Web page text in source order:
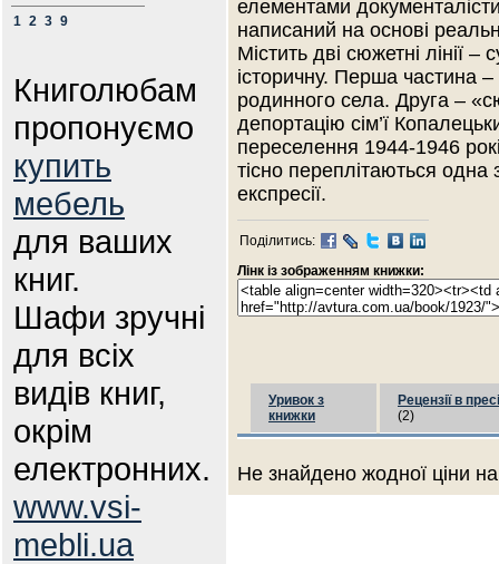
1 2 3 9
Книголюбам
пропонуємо
купить
мебель
для ваших
книг.
Шафи зручні
для всіх
видів книг,
окрім
електронних.
www.vsi-
mebli.ua
елементами
написаний на основі
Містить дві сюжетні лінії –
історичну. Перша частина
родинного села. Друга –
депортацію сім’ї
переселення 1944-1946
тісно переплітаються
експресії.
Поділитись:
Лінк із зображенням книжки:
Уривок з
книжки
Рецензії в пресі
(2)
Не знайдено жодної ціни